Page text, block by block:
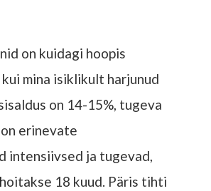
on kuidagi hoopis
mina isiklikult harjunud
on 14-15%, tugeva
erinevate
intensiivsed ja tugevad,
18 kuud. Päris tihti